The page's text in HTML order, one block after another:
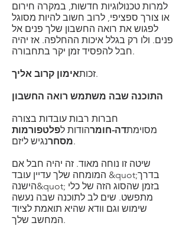
למרות טכנולוגיות חדשות, במקרה חירום
או צורך ספציפי, לרוב חשוב להיות מסוגל
לפגוש את רואה החשבון שלך פנים אל
פנים. ולו רק בגלל איכות ההחלפה. אז יהיה
חבל להפסיד זמן יקר בתחבורה.
זכותאימון קרוב אליך
.
התוכנה שבה משתמש רואה החשבון
חברות רבות עובדות בצורה
מסוימתדה-חומרהודות לפלטפורמות
מסחרנגיש ליזם.
שיטה זו נוחה מאוד. זה יהיה חבל אם
המומחה שלך עדיין עובד &quot;בדרך
הישנה&quot; בזמן שהסוג הזה של כלי
מתפשט. שים לב לתוכנה שבה נעשה
שימוש וגם וודא שהיא תואמת לציוד
המחשב שלך.